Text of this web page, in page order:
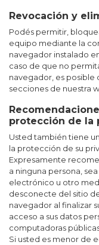
Revocación y
Podés permitir,
equipo mediante la
navegador instalado
caso de que no
navegador, es posible
secciones de nuestra
protección de la
Usted también tiene
la protección de su
Expresamente
a ninguna persona,
electrónico u otro
desconecte del sitio
navegador al finalizar
acceso a sus datos
computadoras
Si usted es menor de